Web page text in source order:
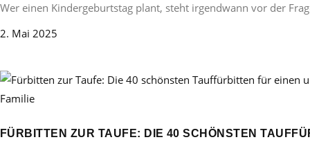
Wer einen Kindergeburtstag plant, steht irgendwann vor der
2. Mai 2025
Familie
FÜRBITTEN ZUR TAUFE: DIE 40 SCHÖNSTEN